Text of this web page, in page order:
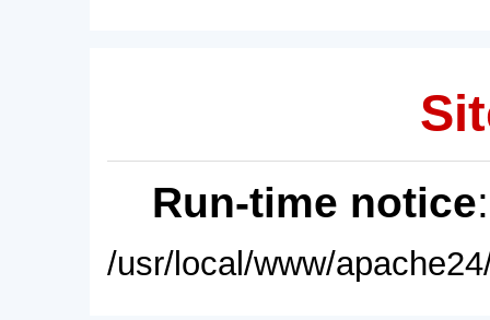
Run-time notice
/usr/local/www/